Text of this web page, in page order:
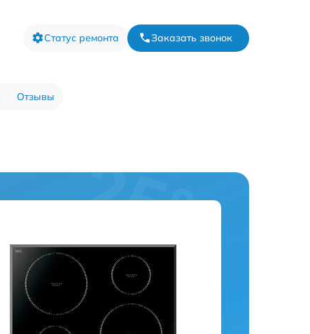
Статус ремонта Заказать звонок
Отзывы